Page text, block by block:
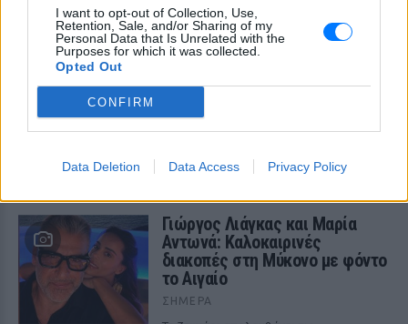
I want to opt-out of Collection, Use,
Retention, Sale, and/or Sharing of my
Personal Data that Is Unrelated with the
Purposes for which it was collected.
Opted Out
CONFIRM
Data Deletion Data Access Privacy Policy
βέρες του γαλλικού οίκου Boucheron στο
αριστερό χέρι
Γαρυφαλλιά Καληφώνη:
Πάρο, χωρίς τον Χρήστο
Μάστορα – Δείτε τις
φωτογραφίες
Στις εικόνες που ανέβασε ποζάρει με το
Γιώργος Λιάγκας και Μαρία
Αντωνά: Καλοκαιρινές
διακοπές στη Μύκονο με φόντο
το Αιγαίο
ΣΉΜΕΡΑ